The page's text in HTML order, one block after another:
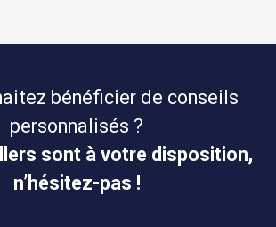
bénéficier de conseils
personnalisés ?
sont à votre disposition,
n’hésitez-pas !